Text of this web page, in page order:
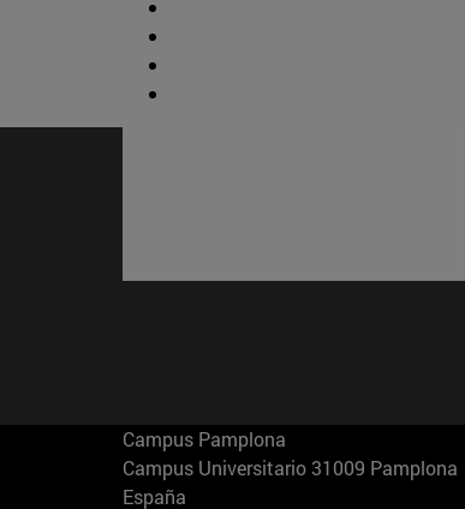
Campus Pamplona
Campus Universitario 31009 Pamplona
España